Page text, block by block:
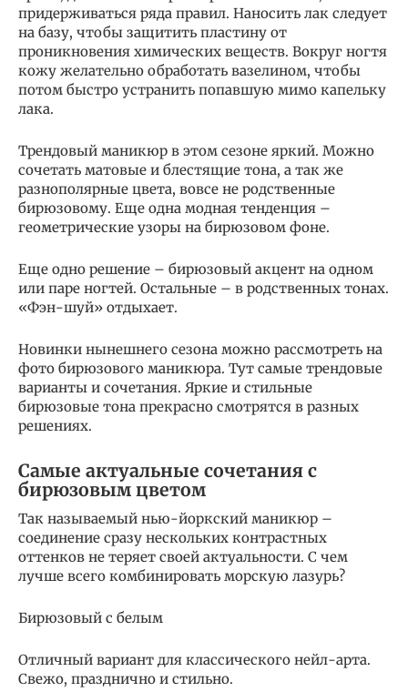
придерживаться ряда правил. Наносить лак следует
на базу, чтобы защитить пластину от
проникновения химических веществ. Вокруг ногтя
кожу желательно обработать вазелином, чтобы
потом быстро устранить попавшую мимо капельку
лака.
Трендовый маникюр в этом сезоне яркий. Можно
сочетать матовые и блестящие тона, а так же
разнополярные цвета, вовсе не родственные
бирюзовому. Еще одна модная тенденция –
геометрические узоры на бирюзовом фоне.
Еще одно решение – бирюзовый акцент на одном
или паре ногтей. Остальные – в родственных тонах.
«Фэн-шуй» отдыхает.
Новинки нынешнего сезона можно рассмотреть на
фото бирюзового маникюра. Тут самые трендовые
варианты и сочетания. Яркие и стильные
бирюзовые тона прекрасно смотрятся в разных
решениях.
Самые актуальные сочетания с
бирюзовым цветом
Так называемый нью-йоркский маникюр –
соединение сразу нескольких контрастных
оттенков не теряет своей актуальности. С чем
лучше всего комбинировать морскую лазурь?
Бирюзовый с белым
Отличный вариант для классического нейл-арта.
Свежо, празднично и стильно.